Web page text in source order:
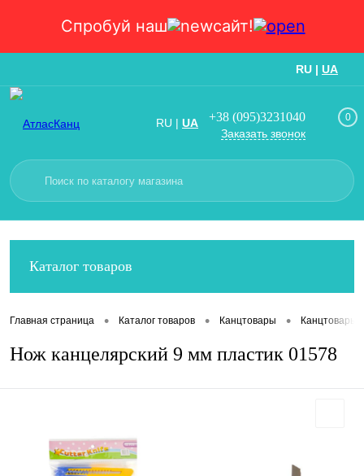
Спробуй наш сайт!
RU | UA
RU | UA +38 (095)3231040
Заказать звонок
0
Каталог товаров
Главная страница • Каталог товаров • Канцтовары • Канцтовары
Нож канцелярский 9 мм пластик 01578